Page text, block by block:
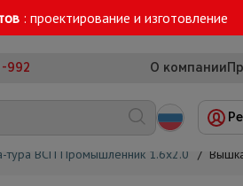
: проектирование и изготовление
992 О компании
тура ВСП Промышленник 1.6х2.0 /